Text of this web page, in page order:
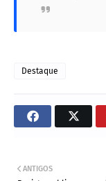
Destaque
ANTIGOS